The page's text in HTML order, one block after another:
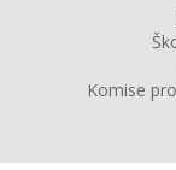
Komise